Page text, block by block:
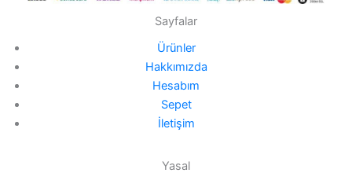
Sayfalar
Ürünler
Hakkımızda
Hesabım
Sepet
İletişim
Yasal